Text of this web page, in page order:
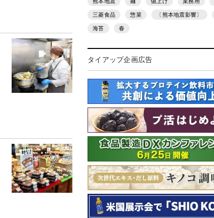
三菱食品 惣菜 〔熊本地震影響〕
海苔 春
タイアップ企画広告